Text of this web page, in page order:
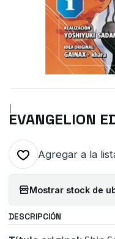
|
EVANGELION
Agregar a la
Mostrar stock de
DESCRIPCIÓN